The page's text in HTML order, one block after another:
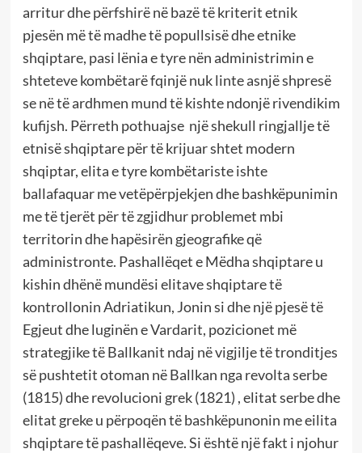
arritur dhe përfshirë në bazë të kriterit etnik
pjesën më të madhe të popullsisë dhe etnike
shqiptare, pasi lënia e tyre nën administrimin e
shteteve kombëtarë fqinjë nuk linte asnjë shpresë
se në të ardhmen mund të kishte ndonjë rivendikim
kufijsh. Përreth pothuajse një shekull ringjallje të
etnisë shqiptare për të krijuar shtet modern
shqiptar, elita e tyre kombëtariste ishte
ballafaquar me vetëpërpjekjen dhe bashkëpunimin
me të tjerët për të zgjidhur problemet mbi
territorin dhe hapësirën gjeografike që
administronte. Pashallëqet e Mëdha shqiptare u
kishin dhënë mundësi elitave shqiptare të
kontrollonin Adriatikun, Jonin si dhe një pjesë të
Egjeut dhe luginën e Vardarit, pozicionet më
strategjike të Ballkanit ndaj në vigjilje të tronditjes
së pushtetit otoman në Ballkan nga revolta serbe
(1815) dhe revolucioni grek (1821) , elitat serbe dhe
elitat greke u përpoqën të bashkëpunonin me eilita
shqiptare të pashallëqeve. Si është një fakt i njohur